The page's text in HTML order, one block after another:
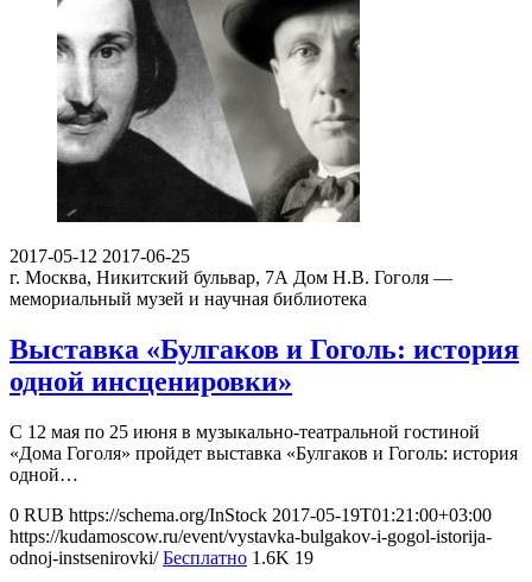
2017-05-12 2017-06-25
г. Москва, Никитский бульвар, 7А Дом Н.В. Гоголя —
мемориальный музей и научная библиотека
Выставка «Булгаков и Гоголь: история
одной инсценировки»
С 12 мая по 25 июня в музыкально-театральной гостиной
«Дома Гоголя» пройдет выставка «Булгаков и Гоголь: история
одной…
0 RUB https://schema.org/InStock 2017-05-19T01:21:00+03:00
https://kudamoscow.ru/event/vystavka-bulgakov-i-gogol-istorija-
odnoj-instsenirovki/ Бесплатно 1.6K 19